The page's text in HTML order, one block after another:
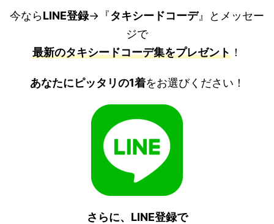
今ならLINE登録→『タキシードコーデ』とメッセー
ジで
最新のタキシードコーデ集をプレゼント ！
あなたにピッタリの1着をお選びください！
さらに、LINE登録で